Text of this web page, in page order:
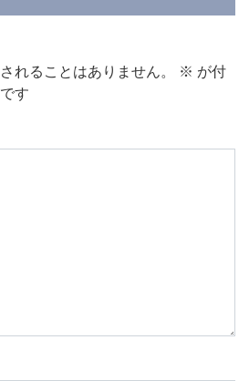
れることはありません。 ※ が付
す